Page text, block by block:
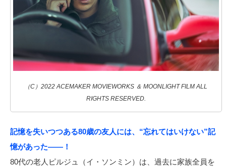
（C）2022 ACEMAKER MOVIEWORKS ＆ MOONLIGHT FILM ALL
RIGHTS RESERVED.
記憶を失いつつある80歳の友人には、“忘れてはいけない”記
憶があった――！
80代の老人ピルジュ（イ・ソンミン）は、過去に家族全員を